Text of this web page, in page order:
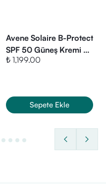
Glucoside,
Avene Solaire B-Protect
SPF 50 Güneş Kremi 30
ml
₺ 1,199.00
Sepete Ekle